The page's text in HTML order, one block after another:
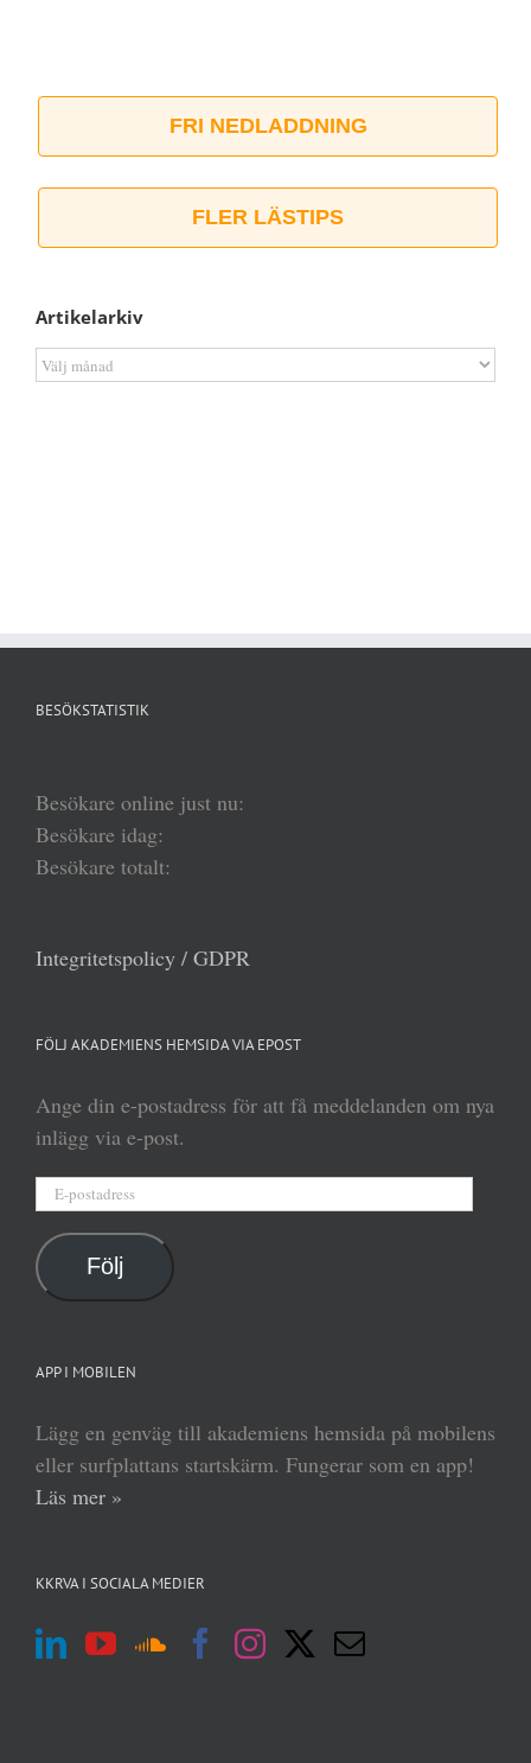
FRI NEDLADDNING
FLER LÄSTIPS
Artikelarkiv
Artikelarkiv
BESÖKSTATISTIK
Besökare online just nu:
Besökare idag:
Besökare totalt:
Integritetspolicy / GDPR
FÖLJ AKADEMIENS HEMSIDA VIA EPOST
Ange din e-postadress för att få meddelanden om nya
inlägg via e-post.
postadress
Följ
APP I MOBILEN
Lägg en genväg till akademiens hemsida på mobilens
eller surfplattans startskärm. Fungerar som en app!
Läs mer »
KKRVA I SOCIALA MEDIER